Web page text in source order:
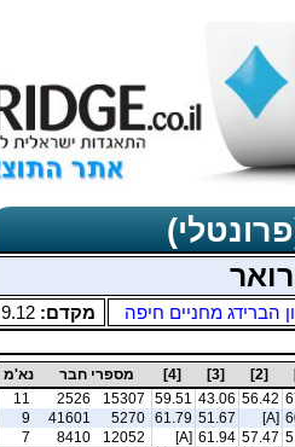
הברידג מחניים חיפה מקדם:9.12
[2]
[3]
[4] מספרי חבר
נא'מ
56.42
43.06
59.51
15307
2526
11
[A]
51.67
61.79
5270
41601
9
57.47
61.94
[A]
12052
8410
7